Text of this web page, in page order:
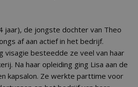
jaar), de jongste dochter van Theo
af aan actief in het bedrijf.
visagie besteedde ze veel van haar
Na haar opleiding ging Lisa aan de
kapsalon. Ze werkte parttime voor